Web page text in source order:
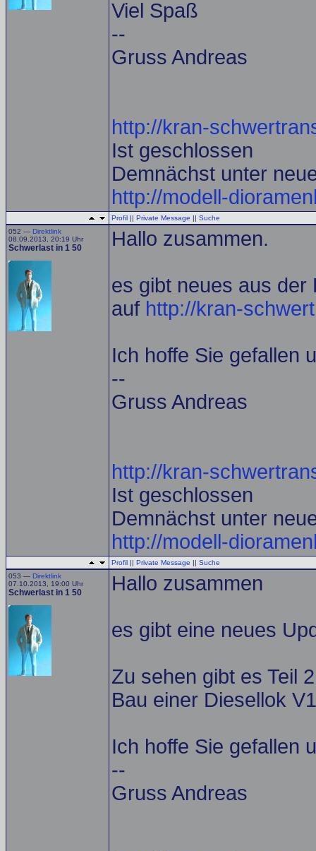
Viel Spaß
--
Gruss Andreas
http://kran-
Ist geschlossen
Demnächst unter
http://modell-
Profil || Private Message || Suche
052 — Direktlink
08.09.2013, 20:19 Uhr
Schwerlast in 1 50 Hallo zusammen.
es gibt neues aus der
auf http://kran-
Ich hoffe Sie gefallen
--
Gruss Andreas
http://kran-
Ist geschlossen
Demnächst unter
http://modell-
Profil || Private Message || Suche
053 — Direktlink
07.10.2013, 19:00 Uhr
Schwerlast in 1 50 Hallo zusammen
es gibt eine neues
Zu sehen gibt es Teil
Bau einer Diesellok
Ich hoffe Sie gefallen
--
Gruss Andreas